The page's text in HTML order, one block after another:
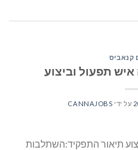
קנאביס
תפעול וביצוע
על ידי CANNAJOBS
תיאור התפקיד:השתלבות